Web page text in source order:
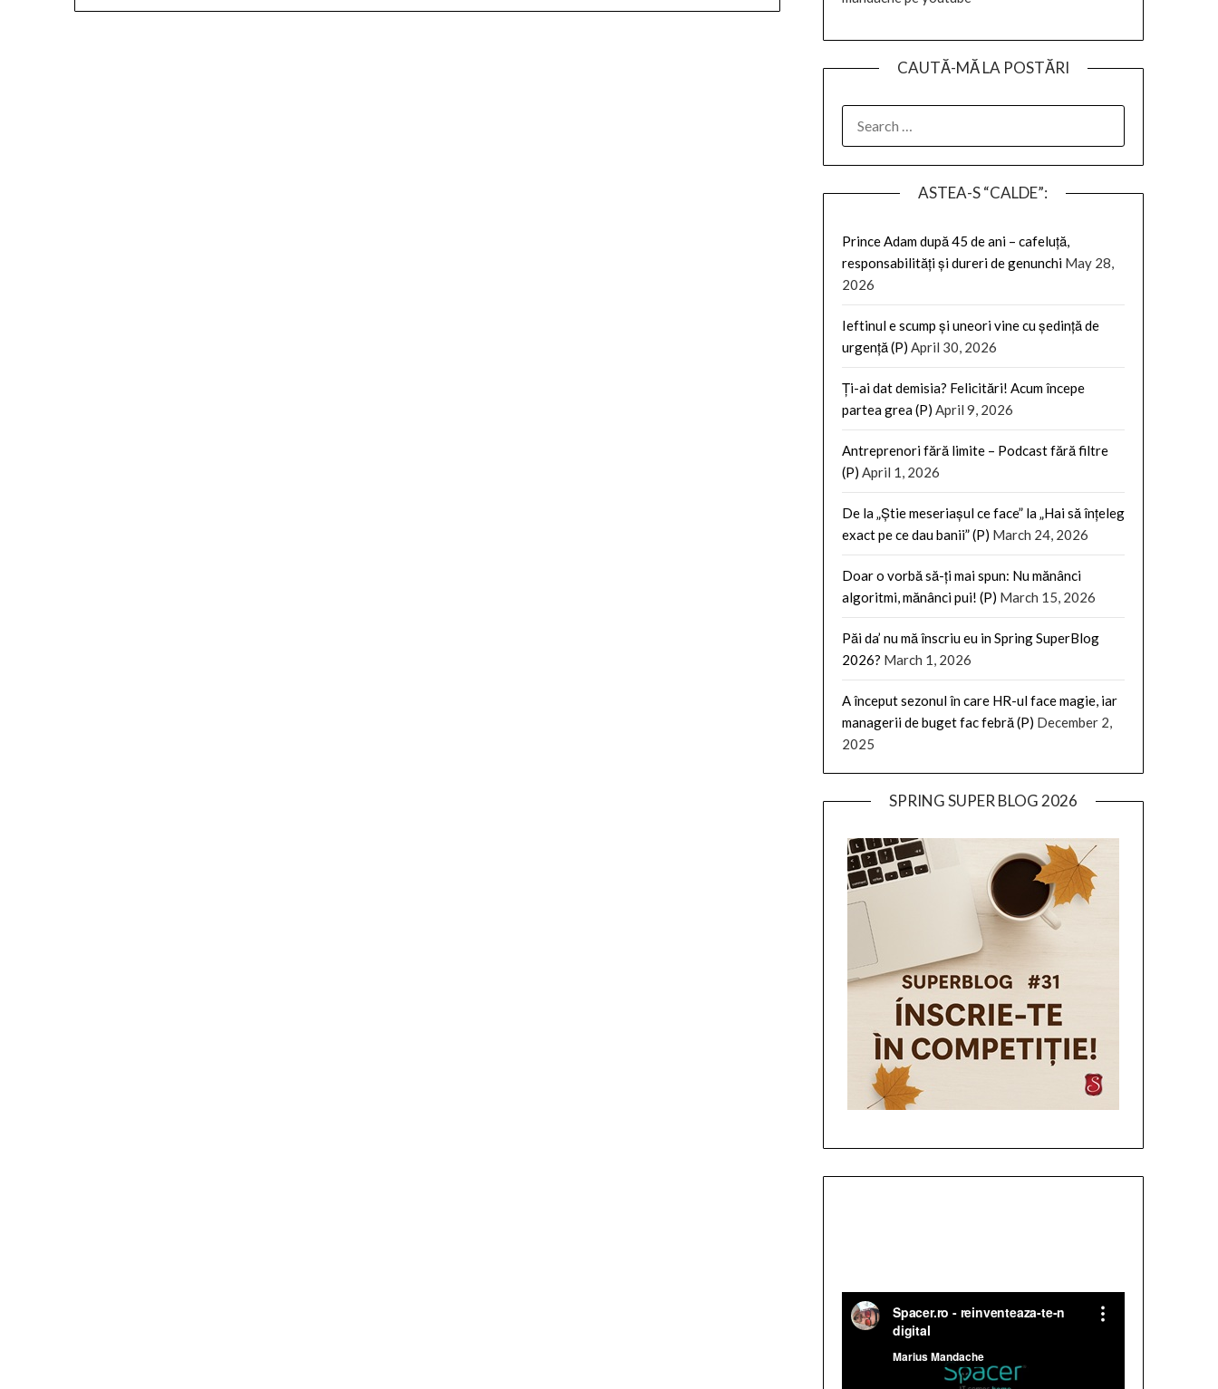
CAUTĂ-MĂ LA POSTĂRI
FOR:
ASTEA-S “CALDE”:
Prince Adam după 45 de ani – cafeluță,
responsabilități și dureri de genunchi May 28,
2026
Ieftinul e scump și uneori vine cu ședință de
urgență (P) April 30, 2026
Ți-ai dat demisia? Felicitări! Acum începe
partea grea (P) April 9, 2026
Antreprenori fără limite – Podcast fără filtre
(P) April 1, 2026
De la „Știe meseriașul ce face” la „Hai să înțeleg
exact pe ce dau banii” (P) March 24, 2026
Doar o vorbă să-ți mai spun: Nu mănânci
algoritmi, mănânci pui! (P) March 15, 2026
Păi da’ nu mă înscriu eu in Spring SuperBlog
2026? March 1, 2026
A început sezonul în care HR-ul face magie, iar
managerii de buget fac febră (P) December 2,
2025
SPRING SUPER BLOG 2026